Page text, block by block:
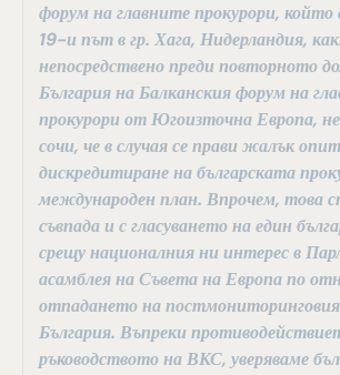
форум на главните прокурори, който
19-и път в гр. Хага, Нидерландия,
непосредствено преди повторното
България на Балканския форум на
прокурори от Югоизточна Европа,
сочи, че в случая се прави жалък
дискредитиране на българската
международен план. Впрочем, това
съвпада и с гласуването на един
срещу националния ни интерес в
асамблея на Съвета на Европа по
отпадането на
България. Въпреки
ръководството на ВКС, уверяваме